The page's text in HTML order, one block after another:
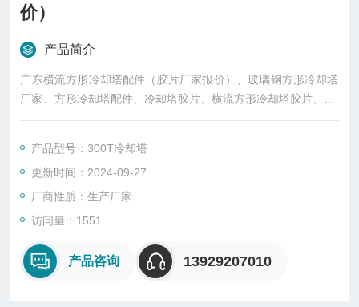
价）
产品简介
广东横流方形冷却塔配件（胶片厂家报价）、玻璃钢方形冷却塔
厂家、方形冷却塔配件、冷却塔胶片、横流方形冷却塔胶片、PV
C胶片、菱兴冷却设备有限公司（填料厂家）冷却塔维修、冷却
产品型号：300T冷却塔
更新时间：2024-09-27
厂商性质：生产厂家
访问量：1551
产品咨询 13929207010